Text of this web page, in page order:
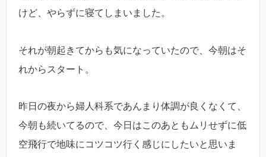
けど、やらずに寝てしまいました。
それが朝起きてからも気になっていたので、今朝はそ
れからスタート。
昨日の夜から婦人科系であんまり体調が良くなくて、
今朝も続いてるので、今日はこのあともムリせずに低
空飛行で地味にコツコツ行く感じにしたいと思いま